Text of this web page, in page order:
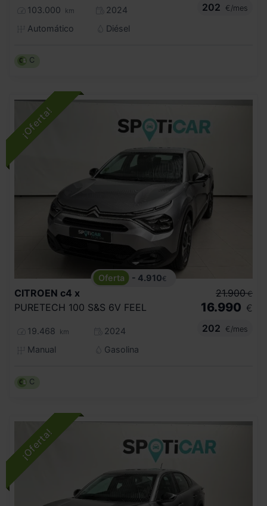
103.000 km
2024
Automático
Diésel
202
€/mes
C
- 4.910€
CITROEN c4 x
PURETECH 100 S&S 6V FEEL
19.468 km
2024
Manual
Gasolina
21.900 €
16.990 €
202
€/mes
C